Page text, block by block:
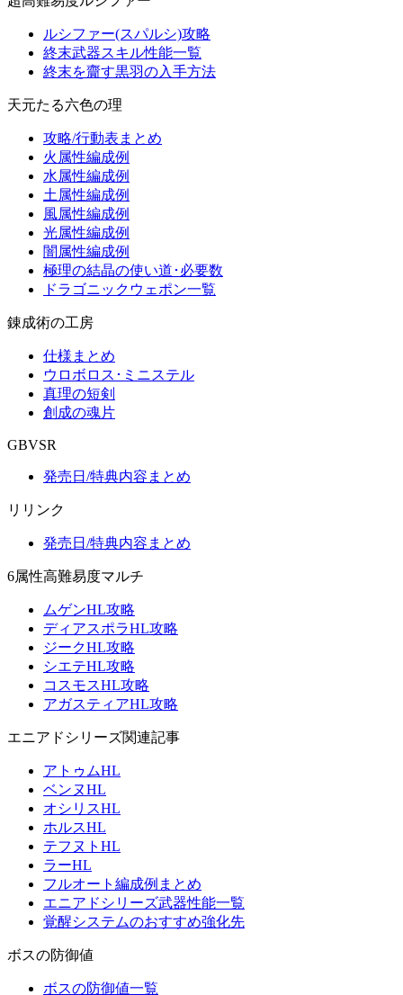
ルシファー(スパルシ)攻略
終末武器スキル性能一覧
終末を齎す黒羽の入手方法
天元たる六色の理
攻略/行動表まとめ
火属性編成例
水属性編成例
土属性編成例
風属性編成例
光属性編成例
闇属性編成例
極理の結晶の使い道･必要数
ドラゴニックウェポン一覧
錬成術の工房
仕様まとめ
ウロボロス･ミニステル
真理の短剣
創成の魂片
GBVSR
発売日/特典内容まとめ
リリンク
発売日/特典内容まとめ
6属性高難易度マルチ
ムゲンHL攻略
ディアスポラHL攻略
ジークHL攻略
シエテHL攻略
コスモスHL攻略
アガスティアHL攻略
エニアドシリーズ関連記事
アトゥムHL
ベンヌHL
オシリスHL
ホルスHL
テフヌトHL
ラーHL
フルオート編成例まとめ
エニアドシリーズ武器性能一覧
覚醒システムのおすすめ強化先
ボスの防御値
ボスの防御値一覧